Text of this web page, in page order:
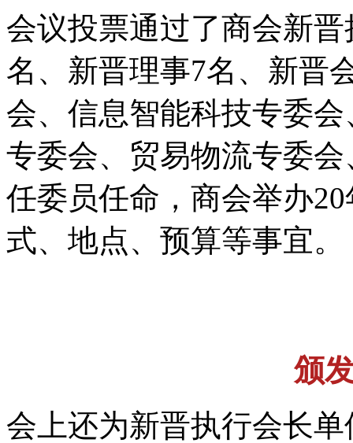
会议投票通过了商会新
名、新晋理事7名、新晋
会、信息智能科技专委
专委会、贸易物流专委
任委员任命，商会举办
式、地点、预算等事宜。
颁
会上还为新晋执行会长